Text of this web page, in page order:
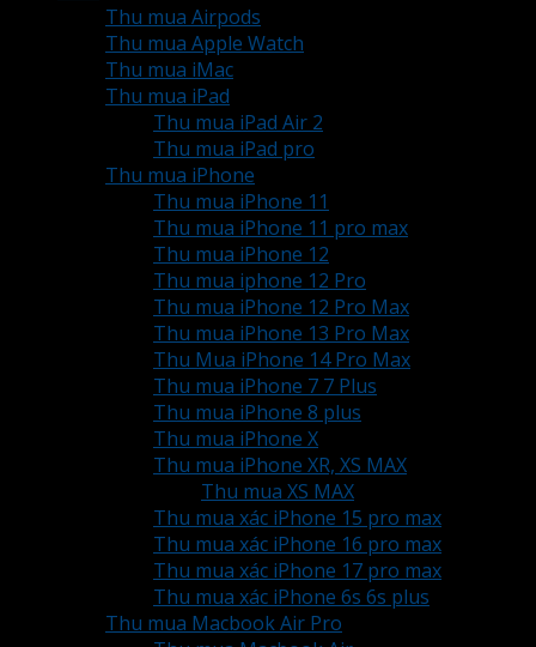
Thu mua Airpods
Thu mua Apple Watch
Thu mua iMac
Thu mua iPad
Thu mua iPad Air 2
Thu mua iPad pro
Thu mua iPhone
Thu mua iPhone 11
Thu mua iPhone 11 pro max
Thu mua iPhone 12
Thu mua iphone 12 Pro
Thu mua iPhone 12 Pro Max
Thu mua iPhone 13 Pro Max
Thu Mua iPhone 14 Pro Max
Thu mua iPhone 7 7 Plus
Thu mua iPhone 8 plus
Thu mua iPhone X
Thu mua iPhone XR, XS MAX
Thu mua XS MAX
Thu mua xác iPhone 15 pro max
Thu mua xác iPhone 16 pro max
Thu mua xác iPhone 17 pro max
Thu mua xác iPhone 6s 6s plus
Thu mua Macbook Air Pro